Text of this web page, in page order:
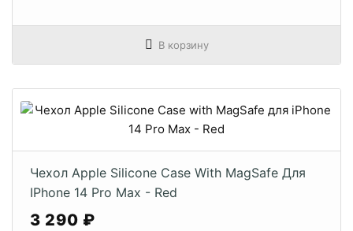
В корзину
Чехол Apple Silicone Case With MagSafe Для
IPhone 14 Pro Max - Red
3 290 ₽